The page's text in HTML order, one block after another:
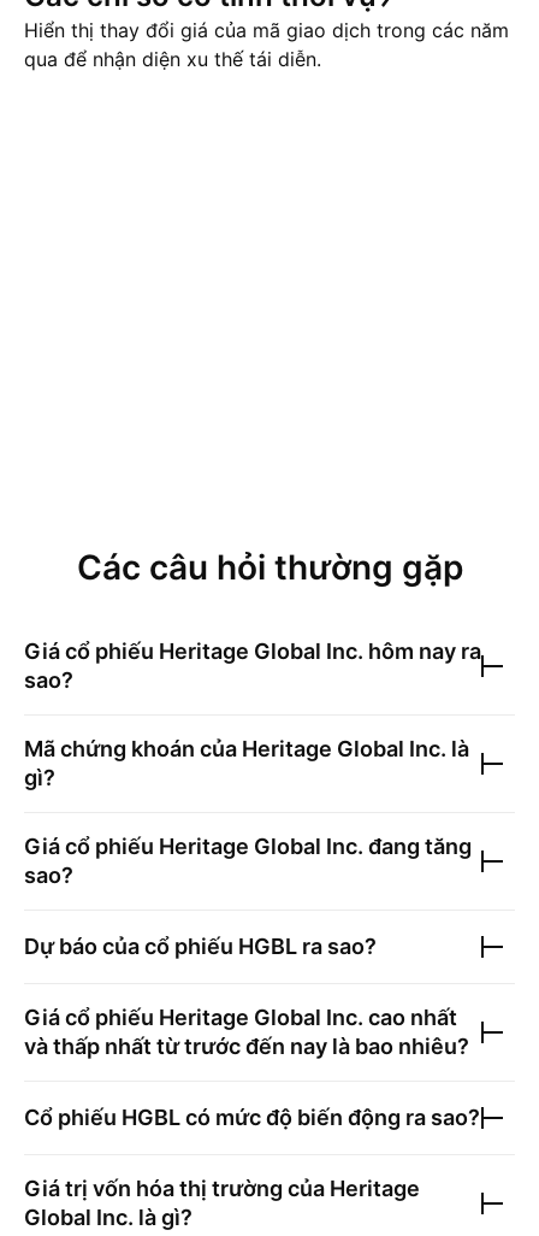
Hiển thị thay đổi giá của mã giao dịch trong các năm
qua để nhận diện xu thế tái diễn.
Các câu hỏi thường gặp
Giá cổ phiếu Heritage Global Inc. hôm nay ra
sao?
Mã chứng khoán của Heritage Global Inc. là
gì?
Giá cổ phiếu Heritage Global Inc. đang tăng
sao?
Dự báo của cổ phiếu HGBL ra sao?
Giá cổ phiếu Heritage Global Inc. cao nhất
và thấp nhất từ trước đến nay là bao nhiêu?
Cổ phiếu HGBLcó mức độ biến động ra sao?
Giá trị vốn hóa thị trường của Heritage
Global Inc. là gì?